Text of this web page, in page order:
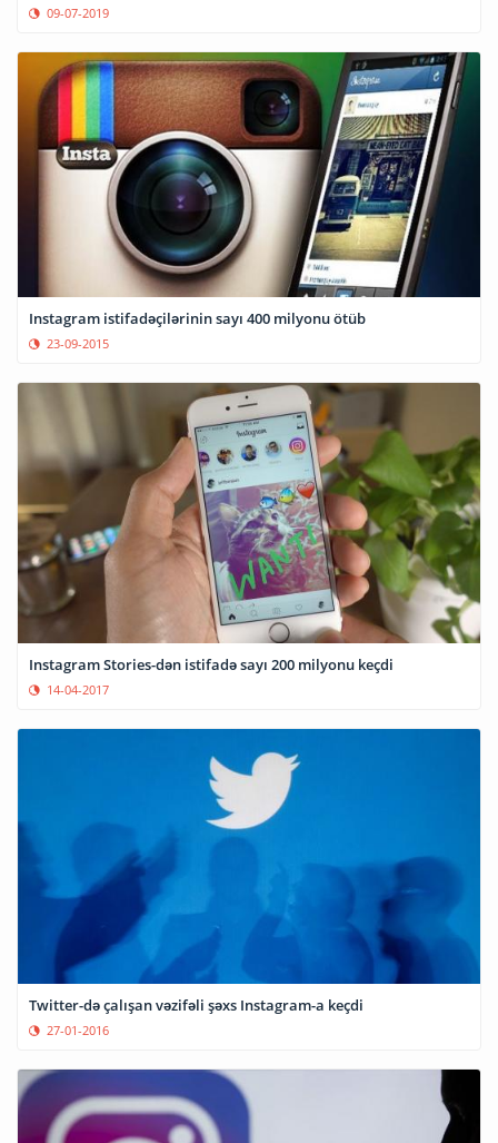
09-07-2019
Instagram istifadəçilərinin sayı 400 milyonu ötüb
23-09-2015
Instagram Stories-dən istifadə sayı 200 milyonu keçdi
14-04-2017
Twitter-də çalışan vəzifəli şəxs Instagram-a keçdi
27-01-2016